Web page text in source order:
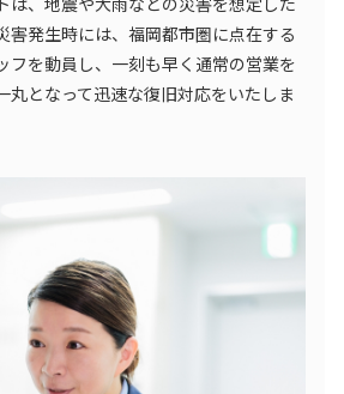
害発生時には、福岡都市圏に点在する
フを動員し、一刻も早く通常の営業を
丸となって迅速な復旧対応をいたしま